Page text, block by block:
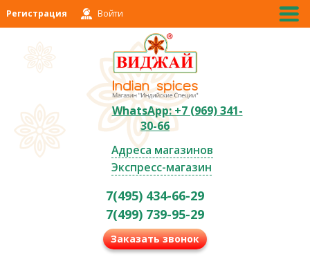
Регистрация Войти
WhatsApp: +7 (969) 341-
30-66
Адреса магазинов
Экспресс-магазин
7(495) 434-66-29
7(499) 739-95-29
Заказать звонок